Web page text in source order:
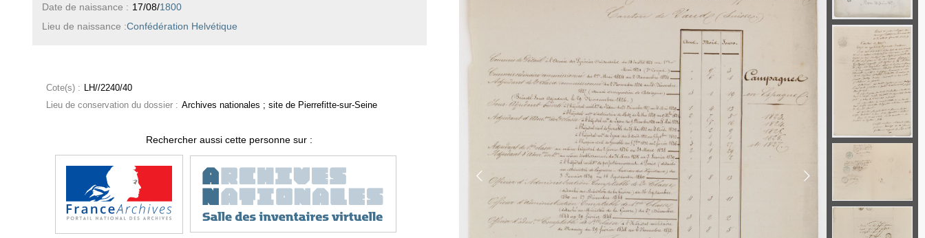
Date de naissance : 17/08/1800
Lieu de naissance :Confédération Helvétique
Cote(s) : LH//2240/40
Lieu de conservation du dossier : Archives nationales ; site de Pierrefitte-sur-Seine
Rechercher aussi cette personne sur :